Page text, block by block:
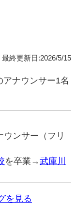
最終更新日:2026/5/15
ナウンサー1名
ンサー（フリ
を卒業→武庫川
を見る